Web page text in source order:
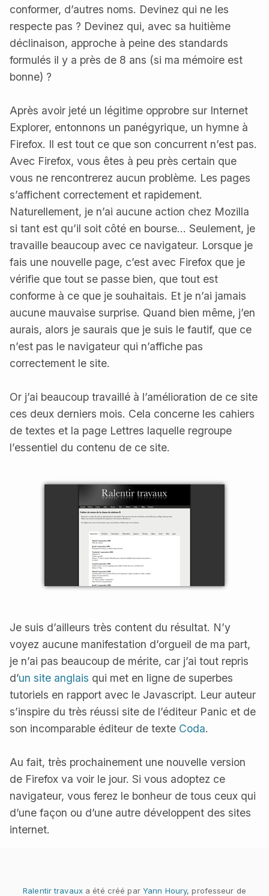
conformer, d’autres noms. Devinez qui ne les
respecte pas ? Devinez qui, avec sa huitième
déclinaison, approche à peine des standards
formulés il y a près de 8 ans (si ma mémoire est
bonne) ?
Après avoir jeté un légitime opprobre sur Internet
Explorer, entonnons un panégyrique, un hymne à
Firefox. Il est tout ce que son concurrent n’est pas.
Avec Firefox, vous êtes à peu près certain que
vous ne rencontrerez aucun problème. Les pages
s’affichent correctement et rapidement.
Naturellement, je n’ai aucune action chez Mozilla
si tant est qu’il soit côté en bourse… Seulement, je
travaille beaucoup avec ce navigateur. Lorsque je
fais une nouvelle page, c’est avec Firefox que je
vérifie que tout se passe bien, que tout est
conforme à ce que je souhaitais. Et je n’ai jamais
aucune mauvaise surprise. Quand bien même, j’en
aurais, alors je saurais que je suis le fautif, que ce
n’est pas le navigateur qui n’affiche pas
correctement le site.
Or j’ai beaucoup travaillé à l’amélioration de ce site
ces deux derniers mois. Cela concerne les cahiers
de textes et la page Lettres laquelle regroupe
l’essentiel du contenu de ce site.
Je suis d’ailleurs très content du résultat. N’y
voyez aucune manifestation d’orgueil de ma part,
je n’ai pas beaucoup de mérite, car j’ai tout repris
d’un site anglais qui met en ligne de superbes
tutoriels en rapport avec le Javascript. Leur auteur
s’inspire du très réussi site de l’éditeur Panic et de
son incomparable éditeur de texte Coda.
Au fait, très prochainement une nouvelle version
de Firefox va voir le jour. Si vous adoptez ce
navigateur, vous ferez le bonheur de tous ceux qui
d’une façon ou d’une autre développent des sites
internet.
Ralentir travauxa été créé par Yann Houry, professeur de